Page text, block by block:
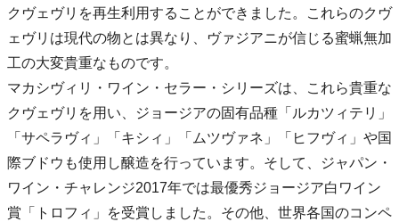
クヴェヴリを再生利用することができました。これらのクヴ
ェヴリは現代の物とは異なり、ヴァジアニが信じる蜜蝋無加
工の大変貴重なものです。
マカシヴィリ・ワイン・セラー・シリーズは、これら貴重な
クヴェヴリを用い、ジョージアの固有品種「ルカツィテリ」
「サペラヴィ」「キシィ」「ムツヴァネ」「ヒフヴィ」や国
際ブドウも使用し醸造を行っています。そして、ジャパン・
ワイン・チャレンジ2017年では最優秀ジョージア白ワイン
賞「トロフィ」を受賞しました。その他、世界各国のコンペ